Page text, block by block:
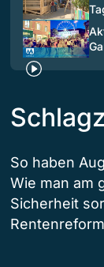
So haben
Wie man am
Sicherheit
Rentenreform